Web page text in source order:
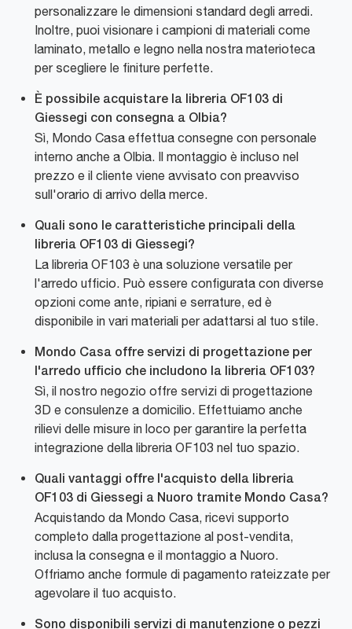
personalizzare le dimensioni standard degli arredi.
Inoltre, puoi visionare i campioni di materiali come
laminato, metallo e legno nella nostra materioteca
per scegliere le finiture perfette.
È possibile acquistare la libreria OF103 di
Giessegi con consegna a Olbia?
Sì, Mondo Casa effettua consegne con personale
interno anche a Olbia. Il montaggio è incluso nel
prezzo e il cliente viene avvisato con preavviso
sull'orario di arrivo della merce.
Quali sono le caratteristiche principali della
libreria OF103 di Giessegi?
La libreria OF103 è una soluzione versatile per
l'arredo ufficio. Può essere configurata con diverse
opzioni come ante, ripiani e serrature, ed è
disponibile in vari materiali per adattarsi al tuo stile.
Mondo Casa offre servizi di progettazione per
l'arredo ufficio che includono la libreria OF103?
Sì, il nostro negozio offre servizi di progettazione
3D e consulenze a domicilio. Effettuiamo anche
rilievi delle misure in loco per garantire la perfetta
integrazione della libreria OF103 nel tuo spazio.
Quali vantaggi offre l'acquisto della libreria
OF103 di Giessegi a Nuoro tramite Mondo Casa?
Acquistando da Mondo Casa, ricevi supporto
completo dalla progettazione al post-vendita,
inclusa la consegna e il montaggio a Nuoro.
Offriamo anche formule di pagamento rateizzate per
agevolare il tuo acquisto.
Sono disponibili servizi di manutenzione o pezzi